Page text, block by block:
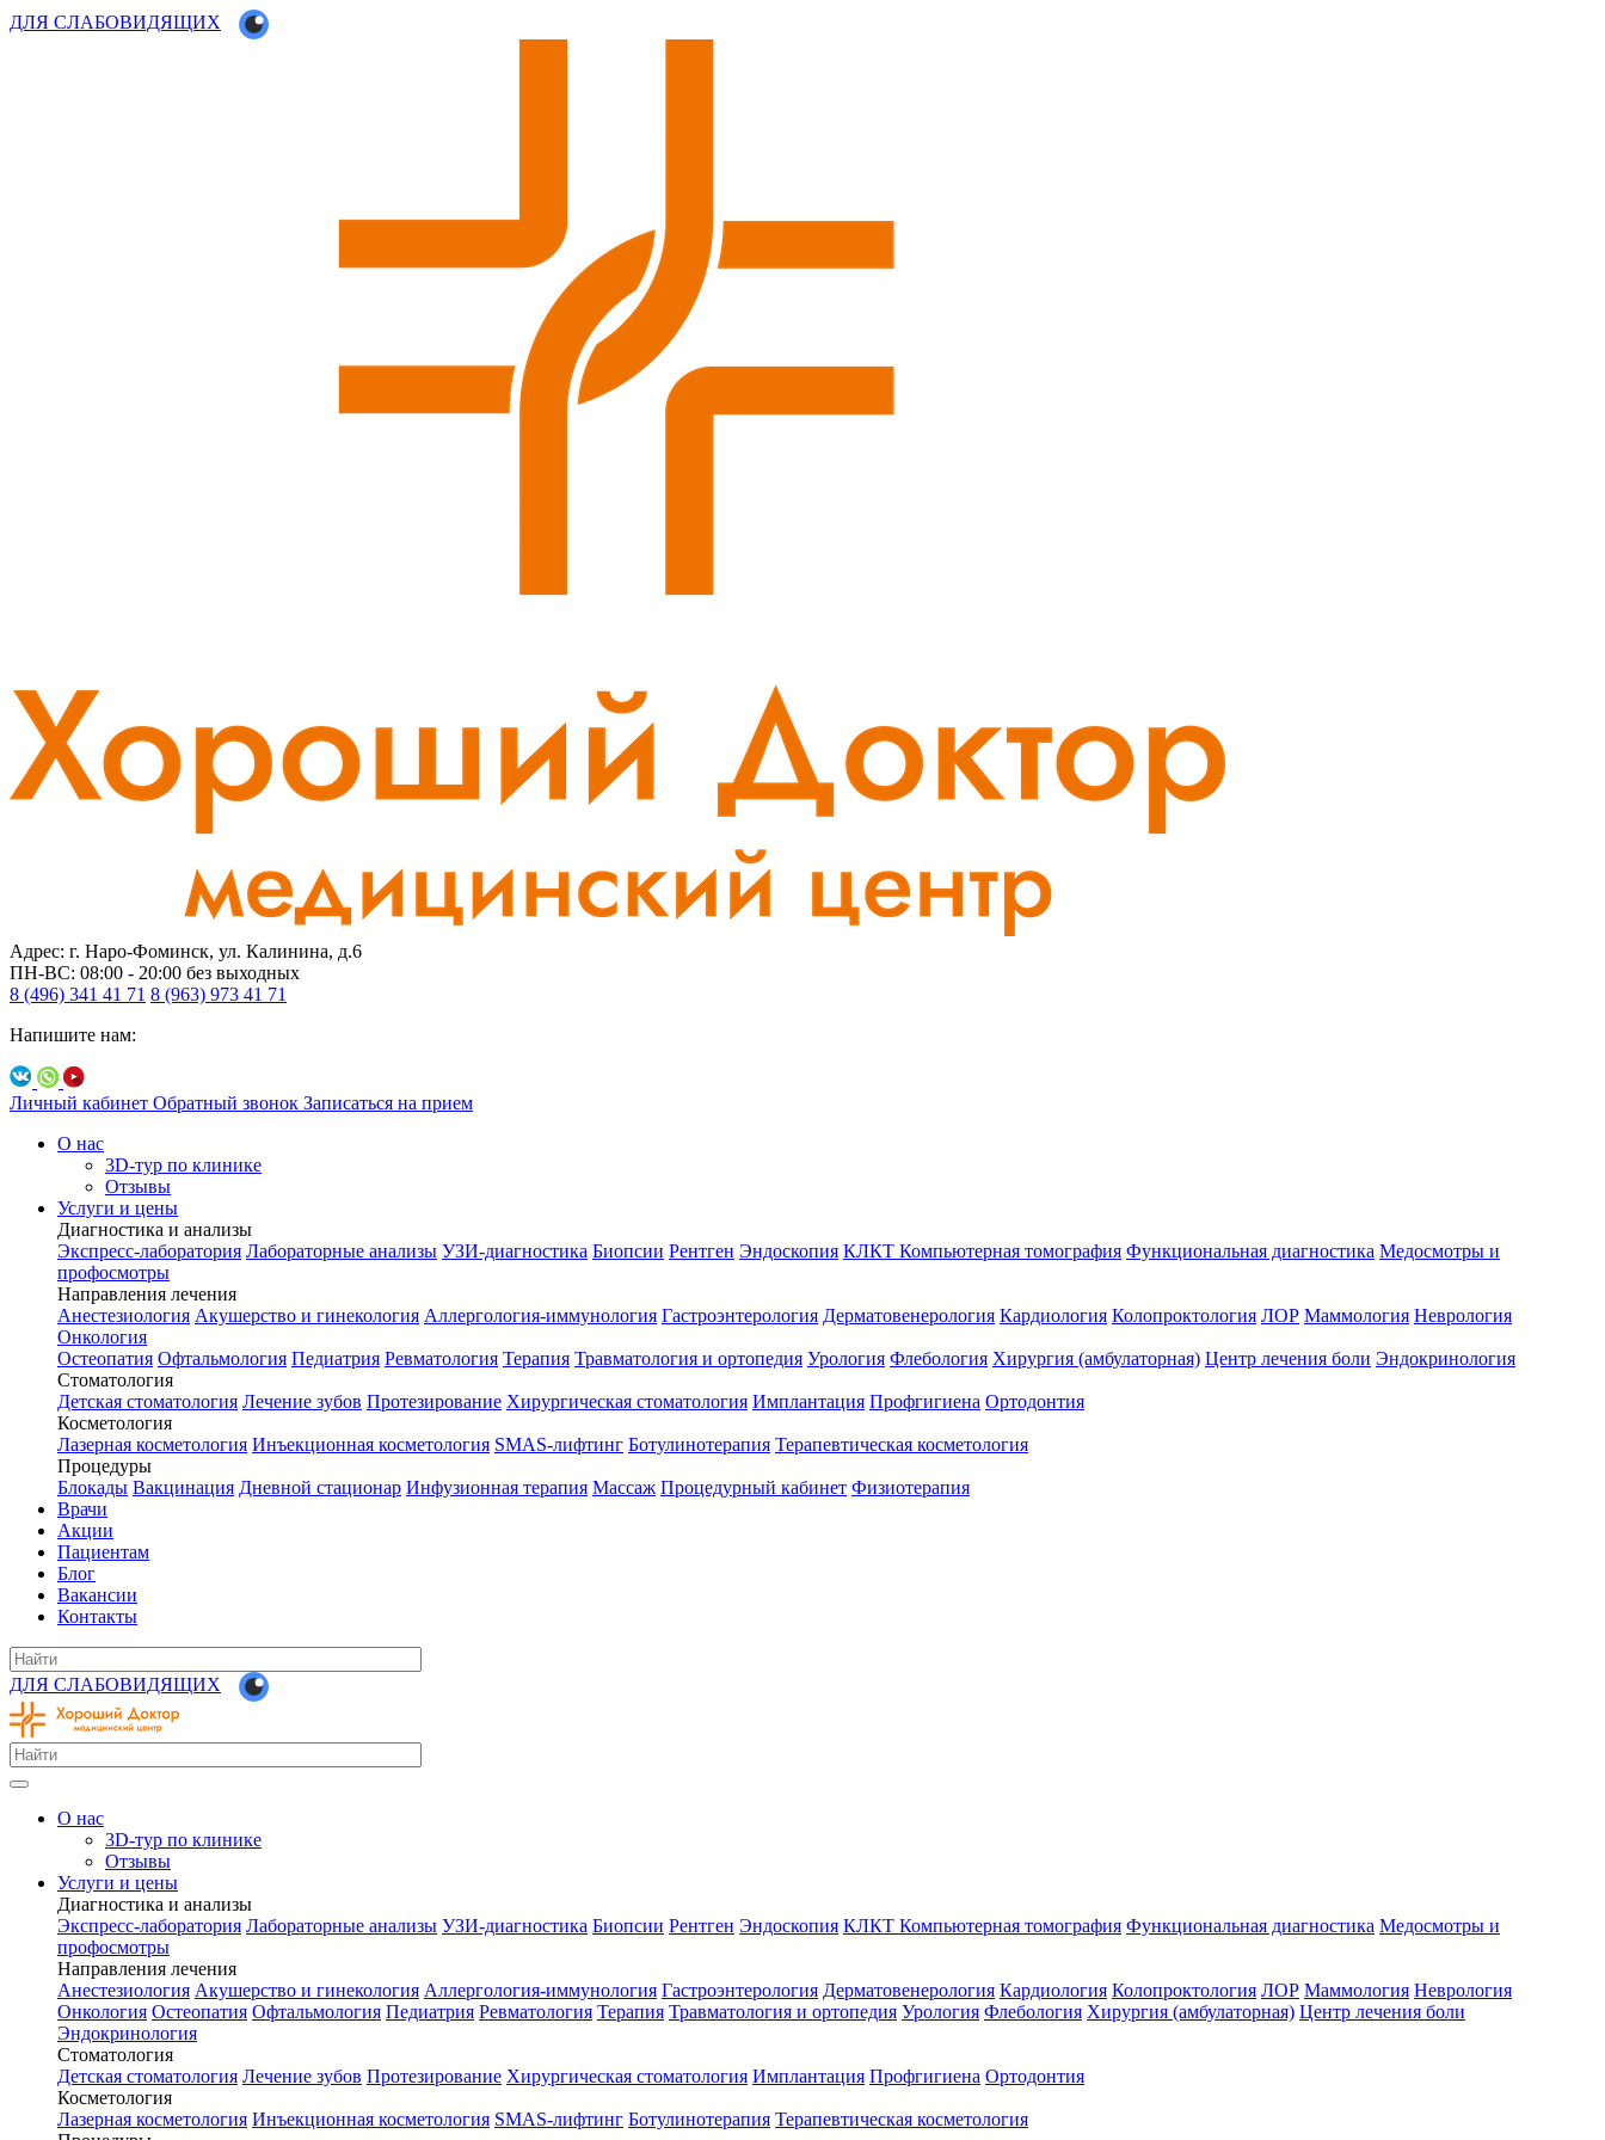
ДЛЯ СЛАБОВИДЯЩИХ
Адрес: г. Наро-Фоминск, ул. Калинина, д.6
ПН-ВС: 08:00 - 20:00 без выходных
8 (496) 341 41 71 8 (963) 973 41 71
Напишите нам:
Личный кабинет Обратный звонок Записаться на прием
О нас
3D-тур по клинике
Отзывы
Услуги и цены
Диагностика и анализы
Экспресс-лаборатория Лабораторные анализы УЗИ-диагностика Биопсии Рентген Эндоскопия КЛКТ Компьютерная томография Функциональная диагностика Медосмотры и
профосмотры
Направления лечения
Анестезиология Акушерство и гинекология Аллергология-иммунология Гастроэнтерология Дерматовенерология Кардиология Колопроктология ЛОР Маммология Неврология
Онкология
Остеопатия Офтальмология Педиатрия Ревматология Терапия Травматология и ортопедия Урология Флебология Хирургия (амбулаторная) Центр лечения боли Эндокринология
Стоматология
Детская стоматология Лечение зубов Протезирование Хирургическая стоматология Имплантация Профгигиена Ортодонтия
Косметология
Лазерная косметология Инъекционная косметология SMAS-лифтинг Ботулинотерапия Терапевтическая косметология
Процедуры
Блокады Вакцинация Дневной стационар Инфузионная терапия Массаж Процедурный кабинет Физиотерапия
Врачи
Акции
Пациентам
Блог
Вакансии
Контакты
ДЛЯ СЛАБОВИДЯЩИХ
О нас
3D-тур по клинике
Отзывы
Услуги и цены
Диагностика и анализы
Экспресс-лаборатория Лабораторные анализы УЗИ-диагностика Биопсии Рентген Эндоскопия КЛКТ Компьютерная томография Функциональная диагностика Медосмотры и
профосмотры
Направления лечения
Анестезиология Акушерство и гинекология Аллергология-иммунология Гастроэнтерология Дерматовенерология Кардиология Колопроктология ЛОР Маммология Неврология
Онкология Остеопатия Офтальмология Педиатрия Ревматология Терапия Травматология и ортопедия Урология Флебология Хирургия (амбулаторная) Центр лечения боли
Эндокринология
Стоматология
Детская стоматология Лечение зубов Протезирование Хирургическая стоматология Имплантация Профгигиена Ортодонтия
Косметология
Лазерная косметология Инъекционная косметология SMAS-лифтинг Ботулинотерапия Терапевтическая косметология